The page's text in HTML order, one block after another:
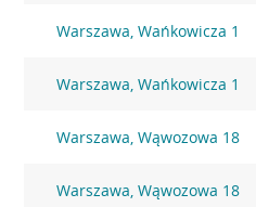
Warszawa, Wańkowicza 1
Warszawa, Wańkowicza 1
Warszawa, Wąwozowa 18
Warszawa, Wąwozowa 18